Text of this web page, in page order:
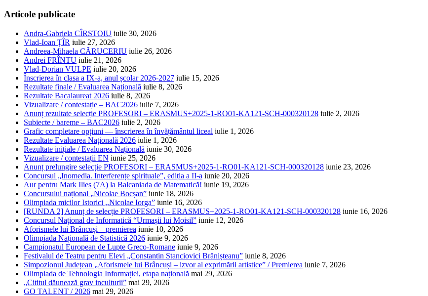
Articole publicate
Andra-Gabriela CÎRSTOIU iulie 30, 2026
Vlad-Ioan ȚÎR iulie 27, 2026
Andreea-Mihaela CĂRUCERIU iulie 26, 2026
Andrei FRÎNTU iulie 21, 2026
Vlad-Dorian VULPE iulie 20, 2026
Înscrierea în clasa a IX-a, anul școlar 2026-2027 iulie 15, 2026
Rezultate finale / Evaluarea Națională iulie 8, 2026
Rezultate Bacalaureat 2026 iulie 8, 2026
Vizualizare / contestație – BAC2026 iulie 7, 2026
Anunț rezultate selecție PROFESORI – ERASMUS+2025-1-RO01-KA121-SCH-000320128 iulie 2, 2026
Subiecte / bareme – BAC2026 iulie 2, 2026
Grafic completare opțiuni — înscrierea în învățământul liceal iulie 1, 2026
Rezultate Evaluarea Națională 2026 iulie 1, 2026
Rezultate inițiale / Evaluarea Națională iunie 30, 2026
Vizualizare / contestații EN iunie 25, 2026
Anunț prelungire selecție PROFESORI – ERASMUS+2025-1-RO01-KA121-SCH-000320128 iunie 23, 2026
Concursul „Inomedia. Interferențe spirituale”, ediția a II-a iunie 20, 2026
Aur pentru Mark Ilieș (7A) la Balcaniada de Matematică! iunie 19, 2026
Concursului național „Nicolae Bocșan” iunie 18, 2026
Olimpiada micilor Istorici ,,Nicolae Iorga” iunie 16, 2026
[RUNDA 2] Anunț de selecție PROFESORI – ERASMUS+2025-1-RO01-KA121-SCH-000320128 iunie 16, 2026
Concursul Național de Informatică “Urmașii lui Moisil” iunie 12, 2026
Aforismele lui Brâncuși – premierea iunie 10, 2026
Olimpiada Națională de Statistică 2026 iunie 9, 2026
Campionatul European de Lupte Greco-Romane iunie 9, 2026
Festivalul de Teatru pentru Elevi „Constantin Stanciovici Brănișteanu” iunie 8, 2026
Simpozionul Județean „Aforismele lui Brâncuși – izvor al exprimării artistice” / Premierea iunie 7, 2026
Olimpiada de Tehnologia Informației, etapa națională mai 29, 2026
„Cititul dăunează grav inculturii” mai 29, 2026
GO TALENT / 2026 mai 29, 2026